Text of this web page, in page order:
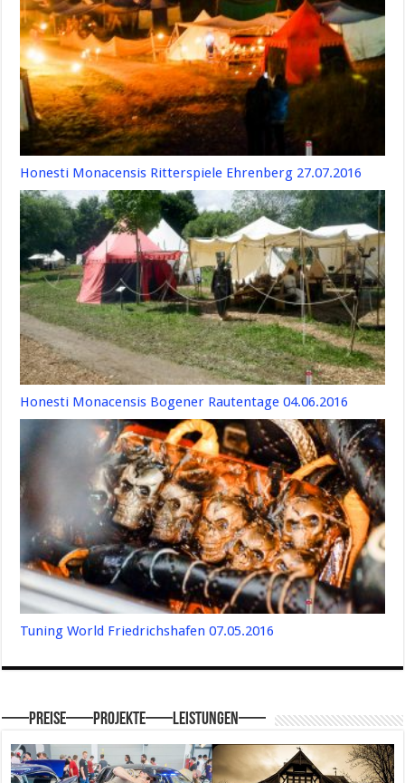
Honesti Monacensis Ritterspiele Ehrenberg 27.07.2016
Honesti Monacensis Bogener Rautentage 04.06.2016
Tuning World Friedrichshafen 07.05.2016
—–Preise—–Projekte—–Leistungen—–